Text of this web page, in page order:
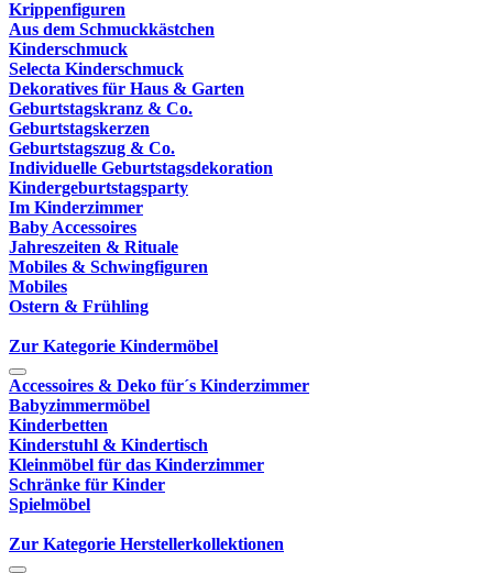
Krippenfiguren
Aus dem Schmuckkästchen
Kinderschmuck
Selecta Kinderschmuck
Dekoratives für Haus & Garten
Geburtstagskranz & Co.
Geburtstagskerzen
Geburtstagszug & Co.
Individuelle Geburtstagsdekoration
Kindergeburtstagsparty
Im Kinderzimmer
Baby Accessoires
Jahreszeiten & Rituale
Mobiles & Schwingfiguren
Mobiles
Ostern & Frühling
Zur Kategorie Kindermöbel
Accessoires & Deko für´s Kinderzimmer
Babyzimmermöbel
Kinderbetten
Kinderstuhl & Kindertisch
Kleinmöbel für das Kinderzimmer
Schränke für Kinder
Spielmöbel
Zur Kategorie Herstellerkollektionen